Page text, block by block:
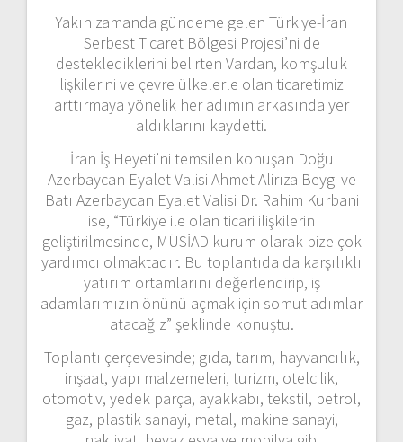
Yakın zamanda gündeme gelen Türkiye-İran
Serbest Ticaret Bölgesi Projesi’ni de
desteklediklerini belirten Vardan, komşuluk
ilişkilerini ve çevre ülkelerle olan ticaretimizi
arttırmaya yönelik her adımın arkasında yer
aldıklarını kaydetti.
İran İş Heyeti’ni temsilen konuşan Doğu
Azerbaycan Eyalet Valisi Ahmet Alirıza Beygi ve
Batı Azerbaycan Eyalet Valisi Dr. Rahim Kurbani
ise, “Türkiye ile olan ticari ilişkilerin
geliştirilmesinde, MÜSİAD kurum olarak bize çok
yardımcı olmaktadır. Bu toplantıda da karşılıklı
yatırım ortamlarını değerlendirip, iş
adamlarımızın önünü açmak için somut adımlar
atacağız” şeklinde konuştu.
Toplantı çerçevesinde; gıda, tarım, hayvancılık,
inşaat, yapı malzemeleri, turizm, otelcilik,
otomotiv, yedek parça, ayakkabı, tekstil, petrol,
gaz, plastik sanayi, metal, makine sanayi,